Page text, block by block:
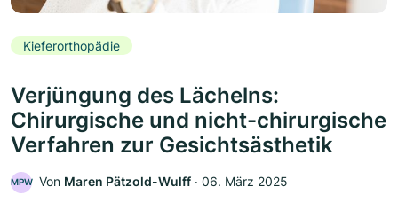
Kieferorthopädie
Verjüngung des Lächelns:
Chirurgische und nicht-chirurgische
Verfahren zur Gesichtsästhetik
MPW Von Maren Pätzold-Wulff ‧ 06. März 2025